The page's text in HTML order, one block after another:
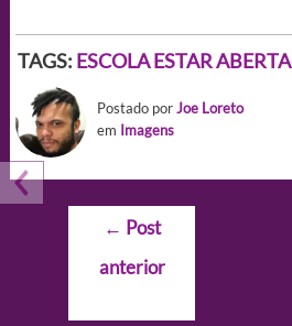
TAGS: ESCOLA ESTAR ABERTA
Postado porJoe Loreto
em Imagens
Navegação
Post
← Post
anterior